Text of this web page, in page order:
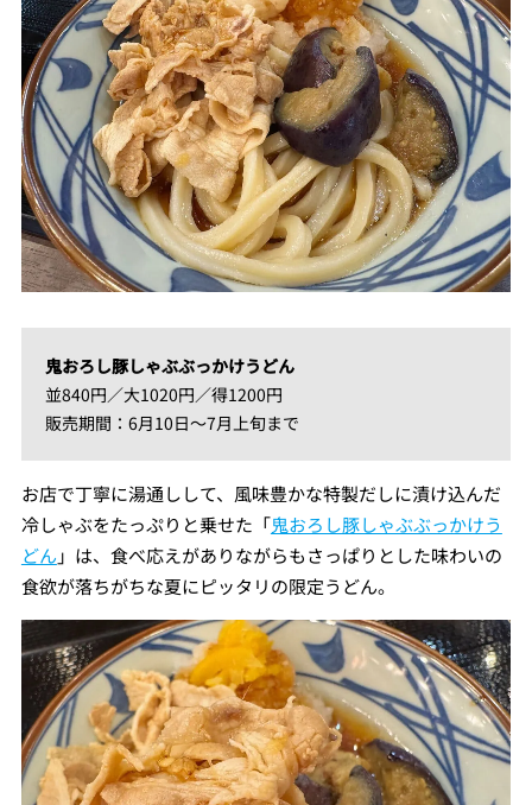
鬼おろし豚しゃぶぶっかけうどん
並840円／大1020円／得1200円
販売期間：6月10日～7月上旬まで
お店で丁寧に湯通しして、風味豊かな特製だしに漬け込んだ
冷しゃぶをたっぷりと乗せた「鬼おろし豚しゃぶぶっかけう
どん 」は、食べ応えがありながらもさっぱりとした味わいの
食欲が落ちがちな夏にピッタリの限定うどん。